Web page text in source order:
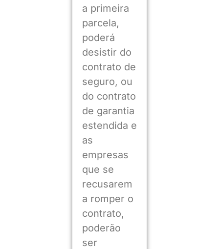
a primeira
parcela,
poderá
desistir do
contrato de
seguro, ou
do contrato
de garantia
estendida e
as
empresas
que se
recusarem
a romper o
contrato,
poderão
ser